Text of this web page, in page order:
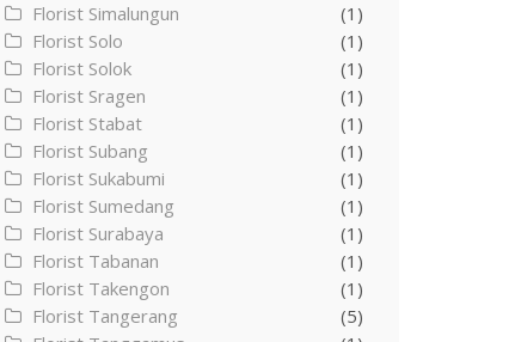
Florist Simalungun
(1)
Florist Solo
(1)
Florist Solok
(1)
Florist Sragen
(1)
Florist Stabat
(1)
Florist Subang
(1)
Florist Sukabumi
(1)
Florist Sumedang
(1)
Florist Surabaya
(1)
Florist Tabanan
(1)
Florist Takengon
(1)
Florist Tangerang
(5)